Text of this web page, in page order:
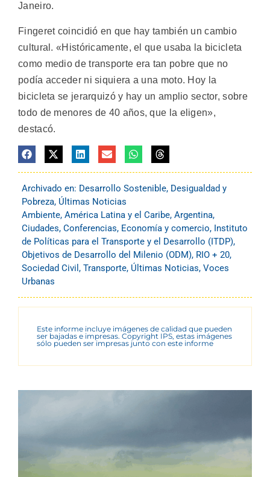
Janeiro.
Fingeret coincidió en que hay también un cambio
cultural. «Históricamente, el que usaba la bicicleta
como medio de transporte era tan pobre que no
podía acceder ni siquiera a una moto. Hoy la
bicicleta se jerarquizó y hay un amplio sector, sobre
todo de menores de 40 años, que la eligen»,
destacó.
Archivado en: Desarrollo Sostenible, Desigualdad y
Pobreza, Últimas Noticias
Ambiente, América Latina y el Caribe, Argentina,
Ciudades, Conferencias, Economía y comercio, Instituto
de Políticas para el Transporte y el Desarrollo (ITDP),
Objetivos de Desarrollo del Milenio (ODM), RIO + 20,
Sociedad Civil , Transporte, Últimas Noticias, Voces
Urbanas
Este informe incluye imágenes de calidad que pueden
ser bajadas e impresas. Copyright IPS, estas imágenes
sólo pueden ser impresas junto con este informe